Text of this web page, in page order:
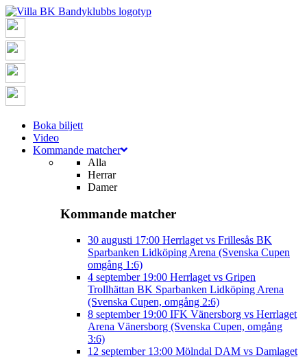
Boka biljett
Video
Kommande matcher
Alla
Herrar
Damer
Kommande matcher
30 augusti 17:00 Herrlaget vs Frillesås BK
Sparbanken Lidköping Arena (Svenska Cupen
omgång 1:6)
4 september 19:00 Herrlaget vs Gripen
Trollhättan BK Sparbanken Lidköping Arena
(Svenska Cupen, omgång 2:6)
8 september 19:00 IFK Vänersborg vs Herrlaget
Arena Vänersborg (Svenska Cupen, omgång
3:6)
12 september 13:00 Mölndal DAM vs Damlaget